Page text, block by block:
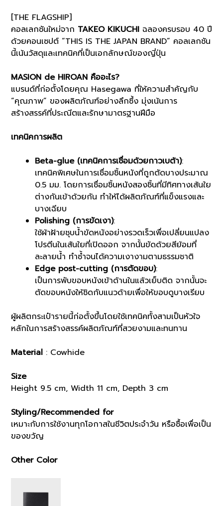
[THE FLAGSHIP]
คอลเลกชันใหม่จาก TAKEO KIKUCHI ฉลองครบรอบ 40 ปี
ด้วยคอนเซปต์ “THIS IS THE JAPAN BRAND” คอลเลกชัน
นี้เน้นวัสดุและเทคนิคที่เป็นเอกลักษณ์ของญี่ปุ่น
MASION de HIROAN คืออะไร?
แบรนด์ที่ก่อตั้งโดยคุณ Hasegawa ที่ให้ความสำคัญกับ
“คุณภาพ” ของผลิตภัณฑ์อย่างลึกซึ้ง มุ่งเน้นการ
สร้างสรรค์ที่ประณีตและรักษามาตรฐานฝีมือ
เทคนิคการผลิต
Beta-glue (เทคนิคการเชื่อมด้วยกาวเบต้า):
เทคนิคพิเศษในการเชื่อมชิ้นหนังที่ถูกตัดบางประมาณ
0.5 มม. โดยการเชื่อมชิ้นหนังสองชิ้นที่มีทิศทางเส้นใย
ต่างกันเข้าด้วยกัน ทำให้ได้ผลิตภัณฑ์ที่แข็งแรงและ
บางเฉียบ
Polishing (การขัดเงา):
ใช้ผ้าฝ้ายชุบน้ำขัดหนังอย่างรวดเร็วเพื่อเปลี่ยนแปลง
โปรตีนในเส้นใยที่เปิดออก จากนั้นขัดด้วยสีย้อมที่
ละลายน้ำ ทำซ้ำจนได้ความเงางามตามธรรมชาติ
Edge post-cutting (การตัดขอบ):
เป็นการพับขอบหนังเข้าด้านในแล้วเย็บติด จากนั้นจะ
ตัดขอบหนังให้ชิดกับแนวด้ายเพื่อให้ขอบดูบางเรียบ
ผู้ผลิตกระเป๋ารายนี้ก่อตั้งขึ้นโดยใช้เทคนิคทั้งสามเป็นหัวใจ
หลักในการสร้างสรรค์ผลิตภัณฑ์ที่สวยงามและทนทาน
Material : Cowhide
Size
Height 9.5 cm, Width 11 cm, Depth 3 cm
Styling/Recommended for
เหมาะกับการใช้งานทุกโอกาสในชีวิตประจำวัน หรือซื้อเพื่อเป็น
ของขวัญ
Other Color